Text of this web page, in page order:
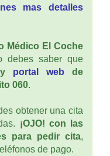
mas detalles
Médico El Coche
debes saber que
y portal web de
060.
obtener una cita
¡OJO! con las
para pedir cita,
de pago.